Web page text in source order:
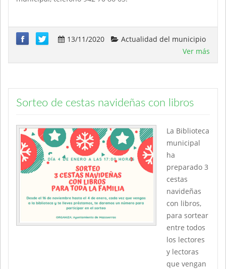
13/11/2020
Actualidad del municipio
Ver más
Sorteo de cestas navideñas con libros
La Biblioteca
municipal
ha
preparado 3
cestas
navideñas
con libros,
para sortear
entre todos
los lectores
y lectoras
que vengan